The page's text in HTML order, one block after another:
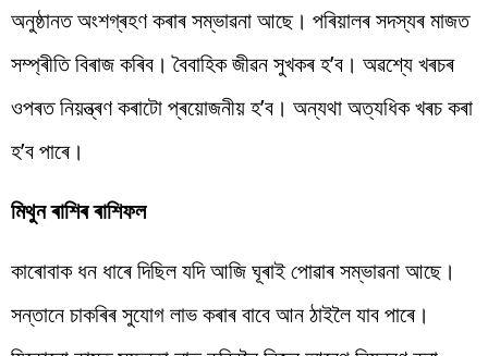
অনুষ্ঠানত অংশগ্ৰহণ কৰাৰ সম্ভাৱনা আছে। পৰিয়ালৰ সদস্যৰ মাজত
সম্প্ৰীতি বিৰাজ কৰিব। বৈবাহিক জীৱন সুখকৰ হ’ব। অৱশ্যে খৰচৰ
ওপৰত নিয়ন্ত্ৰণ কৰাটো প্ৰয়োজনীয় হ’ব। অন্যথা অত্যধিক খৰচ কৰা
হ’ব পাৰে।
মিথুন ৰাশিৰ ৰাশিফল
কাৰোবাক ধন ধাৰে দিছিল যদি আজি ঘূৰাই পোৱাৰ সম্ভাৱনা আছে।
সন্তানে চাকৰিৰ সুযোগ লাভ কৰাৰ বাবে আন ঠাইলৈ যাব পাৰে।